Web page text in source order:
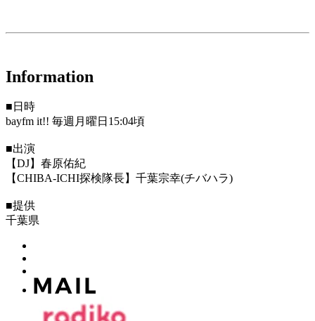
Information
■日時
bayfm it!! 毎週月曜日15:04頃
■出演
【DJ】春原佑紀
【CHIBA-ICHI探検隊長】千葉宗幸(チバハラ)
■提供
千葉県